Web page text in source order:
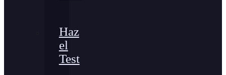
Haz
el
Test